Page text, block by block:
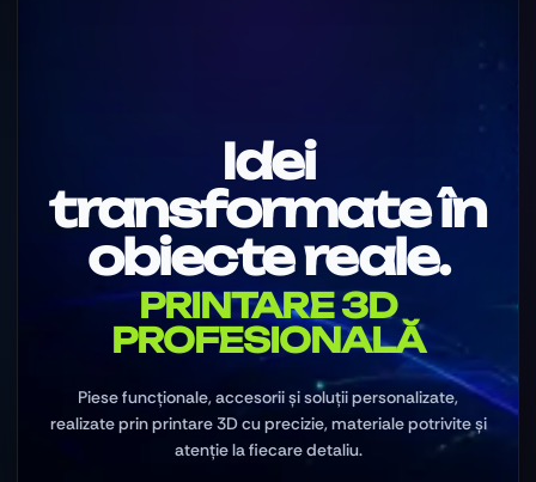
PRINTARE 3D
PROFESIONALĂ
Idei
transformate în
obiecte reale.
Piese funcționale, accesorii și soluții personalizate,
realizate prin printare 3D cu precizie, materiale potrivite și
atenție la fiecare detaliu.